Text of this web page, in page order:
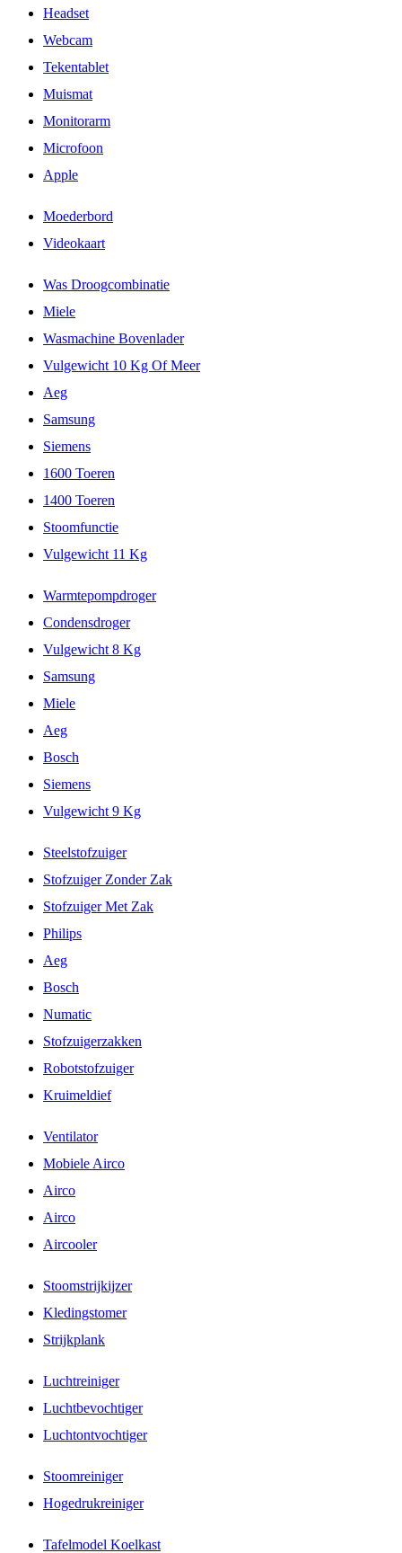
Headset
Webcam
Tekentablet
Muismat
Monitorarm
Microfoon
Apple
Moederbord
Videokaart
Was Droogcombinatie
Miele
Wasmachine Bovenlader
Vulgewicht 10 Kg Of Meer
Aeg
Samsung
Siemens
1600 Toeren
1400 Toeren
Stoomfunctie
Vulgewicht 11 Kg
Warmtepompdroger
Condensdroger
Vulgewicht 8 Kg
Samsung
Miele
Aeg
Bosch
Siemens
Vulgewicht 9 Kg
Steelstofzuiger
Stofzuiger Zonder Zak
Stofzuiger Met Zak
Philips
Aeg
Bosch
Numatic
Stofzuigerzakken
Robotstofzuiger
Kruimeldief
Ventilator
Mobiele Airco
Airco
Airco
Aircooler
Stoomstrijkijzer
Kledingstomer
Strijkplank
Luchtreiniger
Luchtbevochtiger
Luchtontvochtiger
Stoomreiniger
Hogedrukreiniger
Tafelmodel Koelkast